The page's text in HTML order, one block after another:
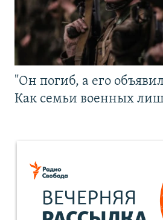
"Он погиб, а его
Как семьи военных